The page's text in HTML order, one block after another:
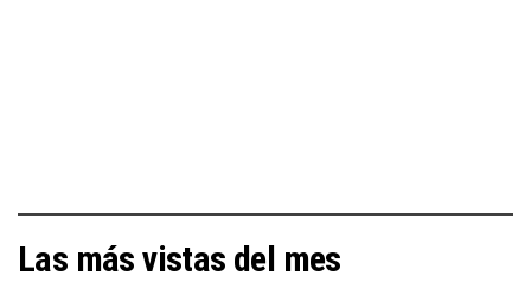
Las más vistas del mes